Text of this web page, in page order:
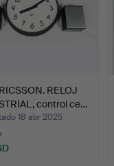
RELOJ
control ce…
18 abr 2025